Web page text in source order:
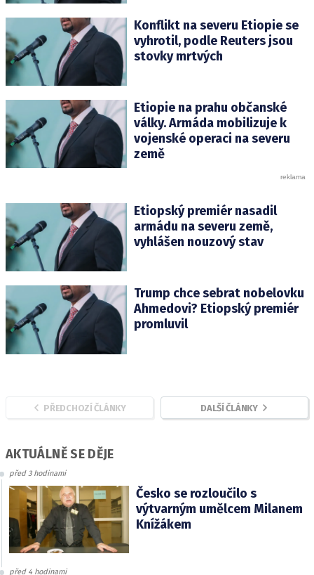
Konflikt na severu Etiopie se
vyhrotil, podle Reuters jsou
stovky mrtvých
Etiopie na prahu občanské
války. Armáda mobilizuje k
vojenské operaci na severu
země
Etiopský premiér nasadil
armádu na severu země,
vyhlášen nouzový stav
Trump chce sebrat nobelovku
Ahmedovi? Etiopský premiér
promluvil
PŘEDCHOZÍ ČLÁNKY DALŠÍ ČLÁNKY
AKTUÁLNĚ SE DĚJE
před 3 hodinami
Česko se rozloučilo s
výtvarným umělcem Milanem
Knížákem
před 4 hodinami